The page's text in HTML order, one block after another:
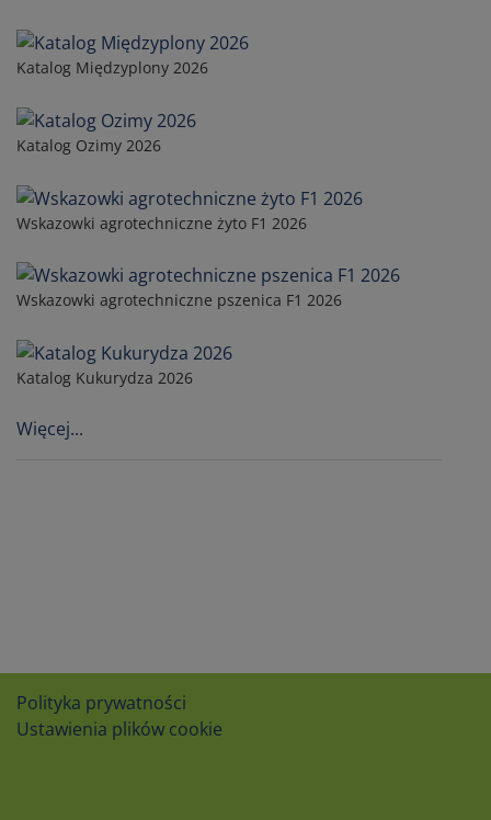
Katalog Międzyplony 2026
Katalog Ozimy 2026
Wskazowki agrotechniczne żyto F1 2026
Wskazowki agrotechniczne pszenica F1 2026
Katalog Kukurydza 2026
Więcej...
Polityka prywatności
Ustawienia plików cookie